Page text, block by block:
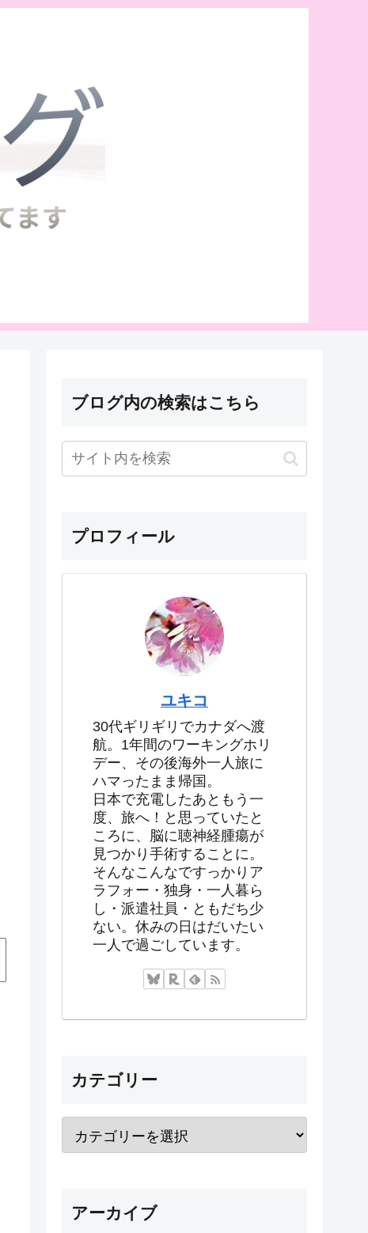
ブログ内の検索はこちら
プロフィール
ユキコ
30代ギリギリでカナダへ渡
航。1年間のワーキングホリ
デー、その後海外一人旅に
ハマったまま帰国。
日本で充電したあともう一
度、旅へ！と思っていたと
ころに、脳に聴神経腫瘍が
見つかり手術することに。
そんなこんなですっかりア
ラフォー・独身・一人暮ら
し・派遣社員・ともだち少
ない。休みの日はだいたい
一人で過ごしています。
カテゴリー
アーカイブ